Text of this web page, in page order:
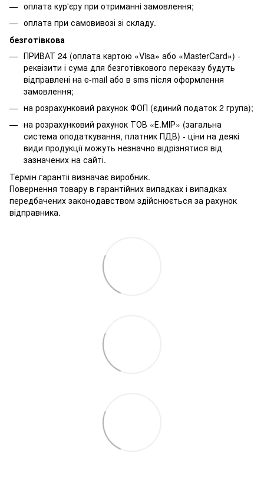
оплата кур'єру при отриманні замовлення;
оплата при самовивозі зі складу.
безготівкова
ПРИВАТ 24 (оплата картою «Visa» або «MasterCard») -
реквізити і сума для безготівкового переказу будуть
відправлені на e-mail або в sms після оформлення
замовлення;
на розрахунковий рахунок ФОП (єдиний податок 2 група);
на розрахунковий рахунок ТОВ «Е.МІР» (загальна
система оподаткування, платник ПДВ) - ціни на деякі
види продукції можуть незначно відрізнятися від
зазначених на сайті.
Термін гарантіі визначає виробник.
Повернення товару в гарантійних випадках і випадках
передбачених законодавством здійснюється за рахунок
відправника.